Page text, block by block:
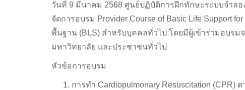
วันที่ 9 มีนาคม 2568 ศูนย์ปฏิบัติการฝึกทักษะระบบจำล
จัดการอบรม Provider Course of Basic Life Support
พื้นฐาน (BLS) สำหรับบุคคลทั่วไป โดยมีผู้เข้าร่วมอบร
มหาวิทยาลัย และประชาชนทั่วไป
หัวข้อการอบรม
การทำ Cardiopulmonary Resuscitation (CPR)